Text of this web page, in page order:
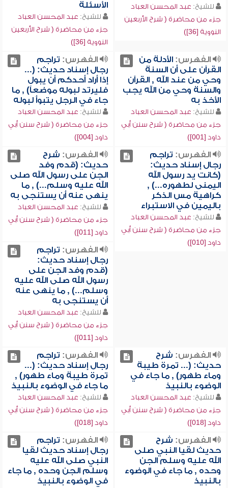
للشيخ: عبد المحسن العباد
جزء من محاضرة ( شرح الأربعين
النووية [36])
الأسئلة
للشيخ: عبد المحسن العباد
جزء من محاضرة ( شرح الأربعين
النووية [36])
الفهرس:الأدلة من
القرآن على أن السنة
وحي من عند الله , القرآن
والسنة وحي من الله يجب
الأخذ به
للشيخ: عبد المحسن العباد
جزء من محاضرة ( شرح سنن أبي
داود [001])
الفهرس: تراجم
رجال إسناد حديث: (...
إذا أراد أحدكم أن يبول
فليرتد لبوله موضعاً) , ما
جاء في الرجل يتبوأ لبوله
للشيخ: عبد المحسن العباد
جزء من محاضرة ( شرح سنن أبي
داود [004])
الفهرس: تراجم
رجال إسناد حديث:
(كانت يد رسول الله
اليمنى لطهوره...) ,
كراهية مس الذكر
باليمين في الاستبراء
للشيخ: عبد المحسن العباد
جزء من محاضرة ( شرح سنن أبي
داود [010])
الفهرس: شرح
حديث: (قدم وفد
الجن على رسول الله صلى
الله عليه وسلم...) , ما
ينهى عنه أن يستنجى به
للشيخ: عبد المحسن العباد
جزء من محاضرة ( شرح سنن أبي
داود [011])
الفهرس: تراجم
رجال إسناد حديث:
(قدم وفد الجن على
رسول الله صلى الله عليه
وسلم...) , ما ينهى عنه
أن يستنجى به
للشيخ: عبد المحسن العباد
جزء من محاضرة ( شرح سنن أبي
داود [011])
الفهرس: شرح
حديث: (... تمرة طيبة
وماء طهور) , ما جاء في
الوضوء بالنبيذ
للشيخ: عبد المحسن العباد
جزء من محاضرة ( شرح سنن أبي
داود [018])
الفهرس: تراجم
رجال إسناد حديث: (...
تمرة طيبة وماء طهور) ,
ما جاء في الوضوء بالنبيذ
للشيخ: عبد المحسن العباد
جزء من محاضرة ( شرح سنن أبي
داود [018])
الفهرس: شرح
حديث لقيا النبي صلى
الله عليه وسلم الجن
وحده , ما جاء في الوضوء
بالنبيذ
الفهرس: تراجم
رجال إسناد حديث لقيا
النبي صلى الله عليه
وسلم الجن وحده , ما جاء
في الوضوء بالنبيذ